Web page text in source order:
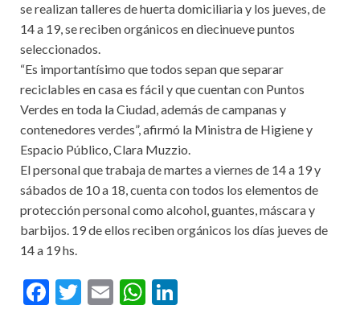
se realizan talleres de huerta domiciliaria y los jueves, de
14 a 19, se reciben orgánicos en diecinueve puntos
seleccionados.
“Es importantísimo que todos sepan que separar
reciclables en casa es fácil y que cuentan con Puntos
Verdes en toda la Ciudad, además de campanas y
contenedores verdes”, afirmó la Ministra de Higiene y
Espacio Público, Clara Muzzio.
El personal que trabaja de martes a viernes de 14 a 19 y
sábados de 10 a 18, cuenta con todos los elementos de
protección personal como alcohol, guantes, máscara y
barbijos. 19 de ellos reciben orgánicos los días jueves de
14 a 19 hs.
F
T
E
W